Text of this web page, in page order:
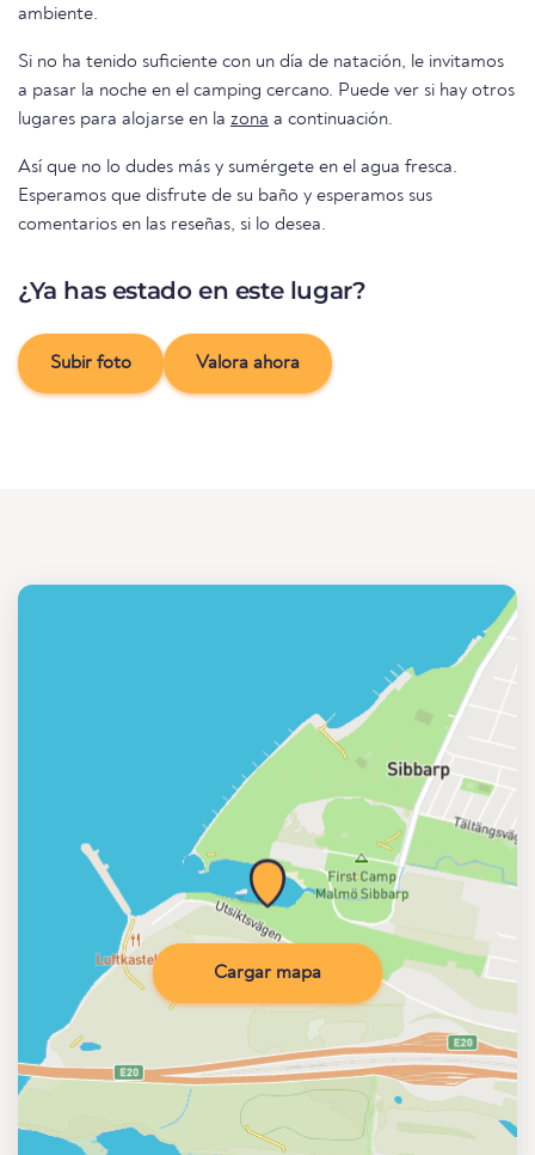
ambiente.
Si no ha tenido suficiente con un día de natación, le invitamos
a pasar la noche en el camping cercano. Puede ver si hay otros
lugares para alojarse en la zona a continuación.
Así que no lo dudes más y sumérgete en el agua fresca.
Esperamos que disfrute de su baño y esperamos sus
comentarios en las reseñas, si lo desea.
¿Ya has estado en este lugar?
Subir foto Valora ahora
Cargar mapa